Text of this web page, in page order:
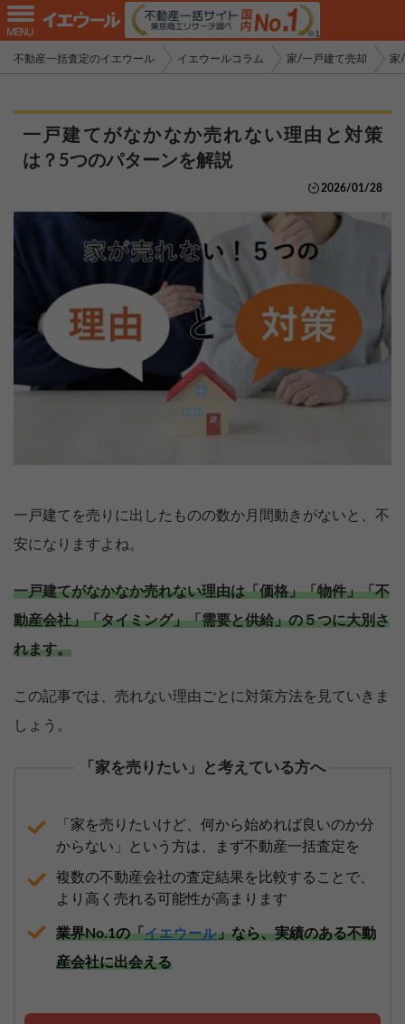
不動産一括査定のイエウール イエウールコラム 家/一戸建て売却 家
一戸建てがなかなか売れない理由と対策
は？5つのパターンを解説
2026/01/28
一戸建てを売りに出したものの数か月間動きがないと、不
安になりますよね。
一戸建てがなかなか売れない理由は「価格」「物件」「不
動産会社」「タイミング」「需要と供給」の５つに大別さ
れます。
この記事では、売れない理由ごとに対策方法を見ていきま
しょう。
「家を売りたい」と考えている方へ
「家を売りたいけど、何から始めれば良いのか分
からない」という方は、まず不動産一括査定を
複数の不動産会社の査定結果を比較することで、
より高く売れる可能性が高まります
業界No.1の「イエウール」なら、実績のある不動
産会社に出会える